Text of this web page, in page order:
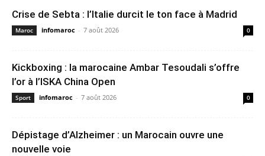
Crise de Sebta : l’Italie durcit le ton face à Madrid
Maroc infomaroc - 7 août 2026 0
Kickboxing : la marocaine Ambar Tesoudali s’offre
l’or à l’ISKA China Open
Sport infomaroc - 7 août 2026 0
Dépistage d’Alzheimer : un Marocain ouvre une
nouvelle voie